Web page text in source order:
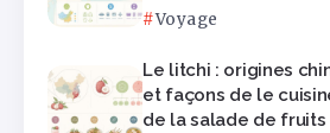
Voyage
Le litchi : origines
et façons de le
de la salade de fruits